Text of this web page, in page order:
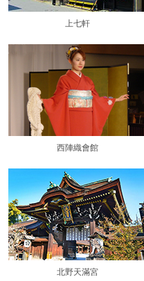
上七軒
西陣織會館
北野天滿宮